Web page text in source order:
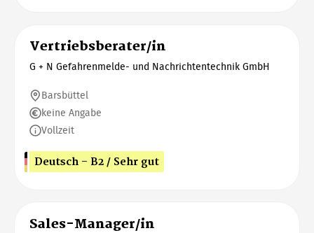
Vertriebsberater/in
G + N Gefahrenmelde- und Nachrichtentechnik GmbH
Barsbüttel
keine Angabe
Vollzeit
Deutsch - B2 / Sehr gut
Sales-Manager/in